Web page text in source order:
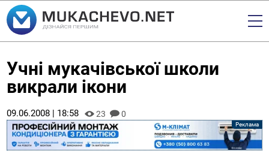
Учні мукачівської школи
викрали ікони
09.06.2008 | 18:58 23 0